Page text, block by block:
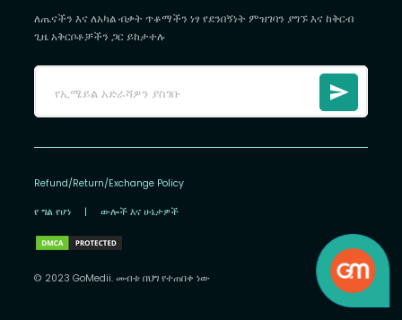
ለጤናችን እና ለአካል ብቃት ጥቆማችን ነፃ የደንበኝነት ምዝገባን ያግኙ እና ከቅርብ
ጊዜ አቅርቦቶቻችን ጋር ይከታተሉ
Refund/Return/Exchange Policy
የ ግል የሆነ | ውሎች እና ሁኔታዎች
© 2023 GoMedii. መብቱ በህግ የተጠበቀ ነው